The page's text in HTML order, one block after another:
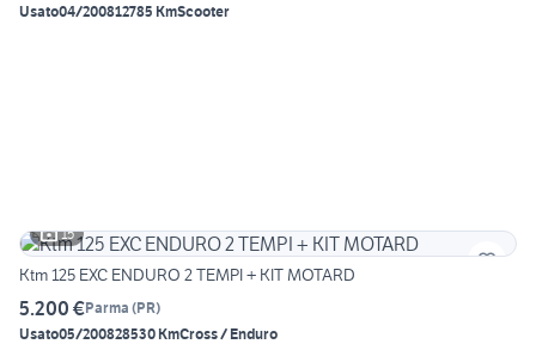
Usato04/200812785 KmScooter
15
Ktm 125 EXC ENDURO 2 TEMPI + KIT MOTARD
5.200 €Parma (PR)
Usato05/200828530 KmCross / Enduro